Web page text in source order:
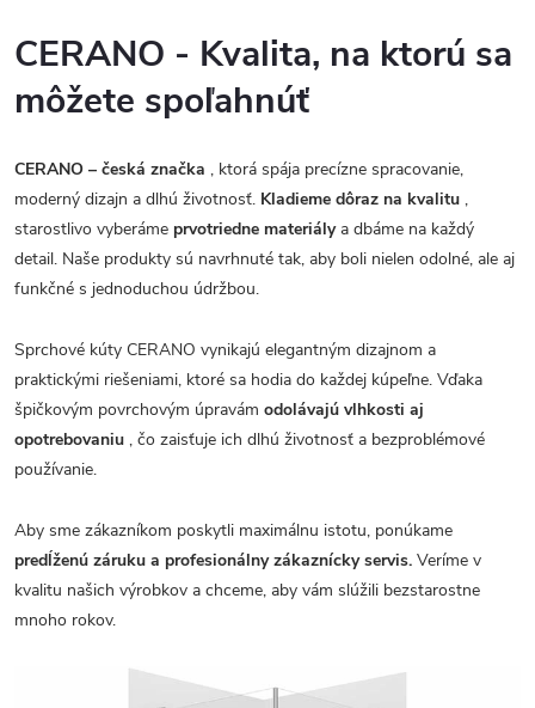
CERANO - Kvalita, na ktorú sa
môžete spoľahnúť
CERANO – česká značka , ktorá spája precízne spracovanie,
moderný dizajn a dlhú životnosť. Kladieme dôraz na kvalitu ,
starostlivo vyberáme prvotriedne materiálya dbáme na každý
detail. Naše produkty sú navrhnuté tak, aby boli nielen odolné, ale aj
funkčné s jednoduchou údržbou.
Sprchové kúty CERANO vynikajú elegantným dizajnom a
praktickými riešeniami, ktoré sa hodia do každej kúpeľne. Vďaka
špičkovým povrchovým úpravám odolávajú vlhkosti aj
opotrebovaniu , čo zaisťuje ich dlhú životnosť a bezproblémové
používanie.
Aby sme zákazníkom poskytli maximálnu istotu, ponúkame
predĺženú záruku a profesionálny zákaznícky servis. Veríme v
kvalitu našich výrobkov a chceme, aby vám slúžili bezstarostne
mnoho rokov.